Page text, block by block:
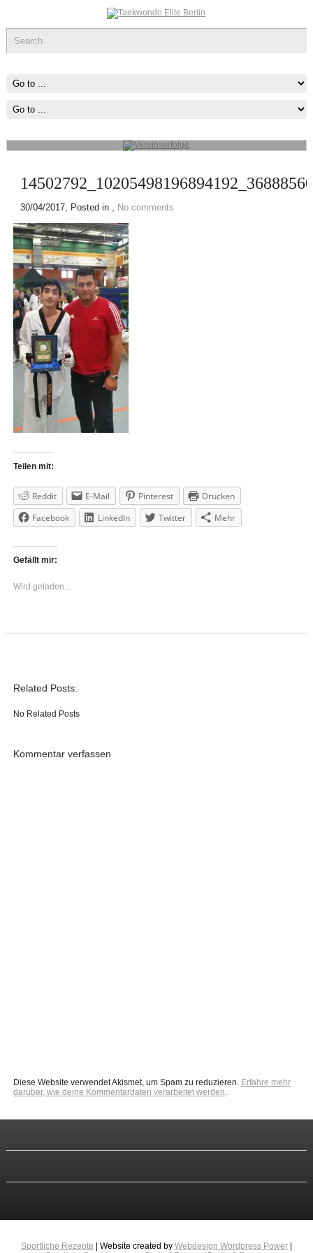
Vereinserfolge
wovon du träumst ,Fang Damit An!
30/04/2017, Posted in , No comments
Teilen mit:
Reddit E-Mail Pinterest
Drucken
Facebook
LinkedIn Twitter Mehr
Gefällt mir:
Wird geladen...
Related Posts:
No Related Posts
Kommentar verfassen
Diese Website verwendet Akismet, um Spam zu reduzieren. Erfahre mehr
darüber, wie deine Kommentardaten verarbeitet werden.
Sportliche Rezepte | Website created by Webdesign Wordpress Power|